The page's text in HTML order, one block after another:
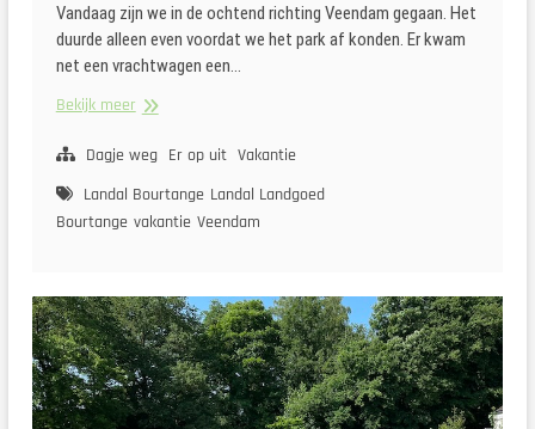
Vandaag zijn we in de ochtend richting Veendam gegaan. Het
duurde alleen even voordat we het park af konden. Er kwam
net een vrachtwagen een…
Bekijk meerVeenkoloniaal
in
Dagje weg Er op uit Vakantie
Landal Bourtange Landal Landgoed
Bourtange vakantie Veendam